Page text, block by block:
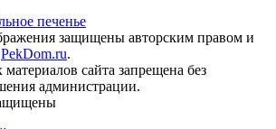
печенье
защищены авторским правом и
PekDom.ru.
сайта запрещена без
администрации.